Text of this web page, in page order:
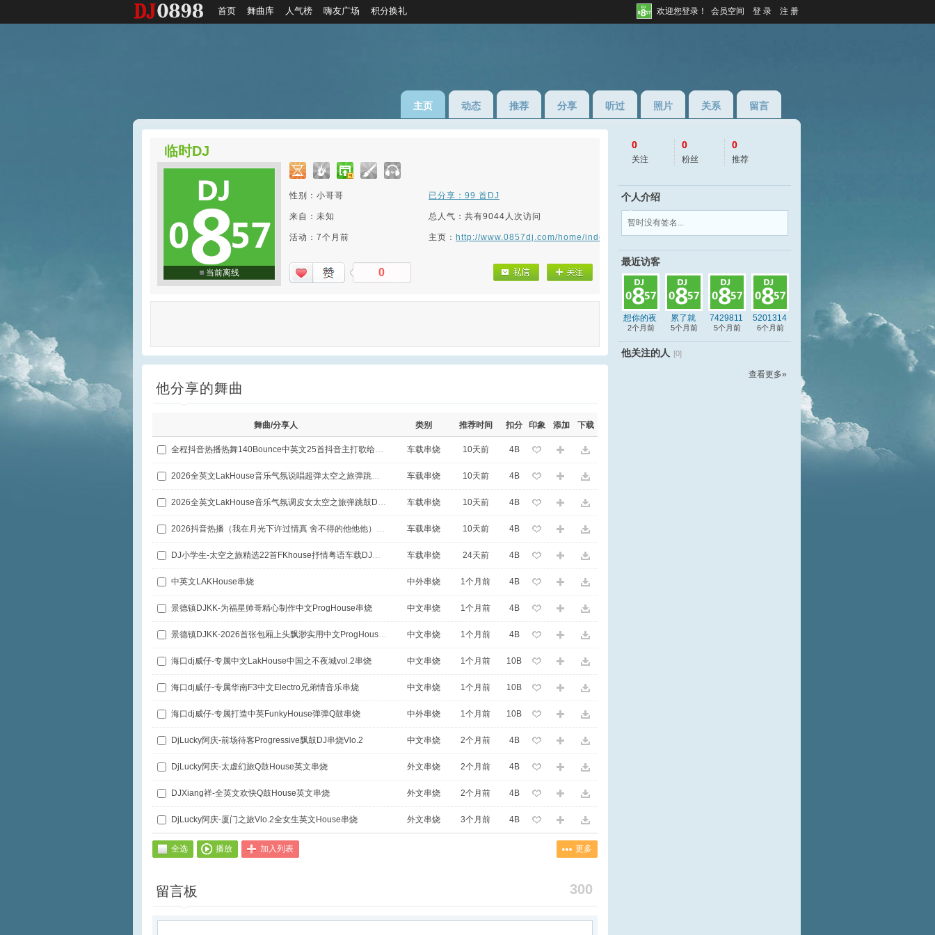
首页 舞曲库 人气榜 嗨友广场 积分换礼 欢迎您登录！ 会员空间 登 录 注 册
主页 动态 推荐 分享 听过 照片 关系 留言
临时DJ
当前离线
性别：小哥哥 已分享：99 首DJ
来自：未知 总人气：共有9044人次访问
活动：7个月前 主页： http://www.0857dj.com/home/index/DJ2026
0
他分享的舞曲
舞曲/分享人 类别 推荐时间 扣分 印象 添加 下载
全程抖音热播热舞140Bounce中英文25首抖音主打歌给力商业DJ串烧 车载串烧 10天前 4B
2026全英文LakHouse音乐气氛说唱超弹太空之旅弹跳鼓DJ串烧 车载串烧 10天前 4B
2026全英文LakHouse音乐气氛调皮女太空之旅弹跳鼓DJ串烧 车载串烧 10天前 4B
2026抖音热播（我在月光下许过情真 舍不得的他他他）中文Electro说唱旋律串烧 车载串烧 10天前 4B
DJ小学生-太空之旅精选22首FKhouse抒情粤语车载DJ串烧 车载串烧 24天前 4B
中英文LAKHouse串烧 中外串烧 1个月前 4B
景德镇DJKK-为福星帅哥精心制作中文ProgHouse串烧 中文串烧 1个月前 4B
景德镇DJKK-2026首张包厢上头飘渺实用中文ProgHouse串烧 中文串烧 1个月前 4B
海口dj威仔-专属中文LakHouse中国之不夜城vol.2串烧 中文串烧 1个月前 10B
海口dj威仔-专属华南F3中文Electro兄弟情音乐串烧 中文串烧 1个月前 10B
海口dj威仔-专属打造中英FunkyHouse弹弹Q鼓串烧 中外串烧 1个月前 10B
DjLucky阿庆-前场待客Progressive飘鼓DJ串烧Vlo.2 中文串烧 2个月前 4B
DjLucky阿庆-太虚幻旅Q鼓House英文串烧 外文串烧 2个月前 4B
DJXiang祥-全英文欢快Q鼓House英文串烧 外文串烧 2个月前 4B
DjLucky阿庆-厦门之旅Vlo.2全女生英文House串烧 外文串烧 3个月前 4B
全选 播放 加入列表 更多
留言板 300
0
关注
0
粉丝
0
推荐
个人介绍
◆
◆
暂时没有签名...
最近访客
想你的夜
2个月前
累了就
5个月前
7429811
116
5个月前
5201314
wzm
6个月前
他关注的人 [0]
查看更多»